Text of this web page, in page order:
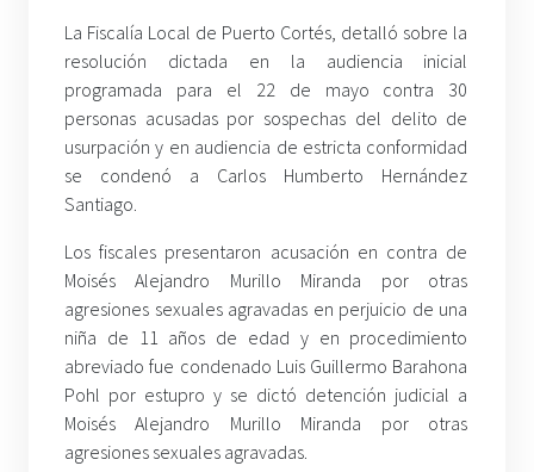
La Fiscalía Local de Puerto Cortés, detalló sobre la
resolución dictada en la audiencia inicial
programada para el 22 de mayo contra 30
personas acusadas por sospechas del delito de
usurpación y en audiencia de estricta conformidad
se condenó a Carlos Humberto Hernández
Santiago.
Los fiscales presentaron acusación en contra de
Moisés Alejandro Murillo Miranda por otras
agresiones sexuales agravadas en perjuicio de una
niña de 11 años de edad y en procedimiento
abreviado fue condenado Luis Guillermo Barahona
Pohl por estupro y se dictó detención judicial a
Moisés Alejandro Murillo Miranda por otras
agresiones sexuales agravadas.